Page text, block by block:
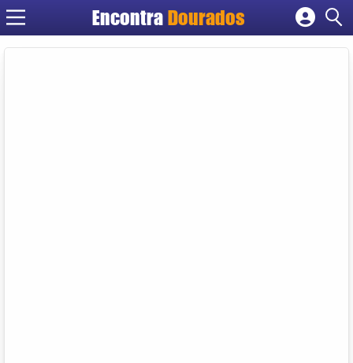
EncontraDourados
Cadastrar empresa